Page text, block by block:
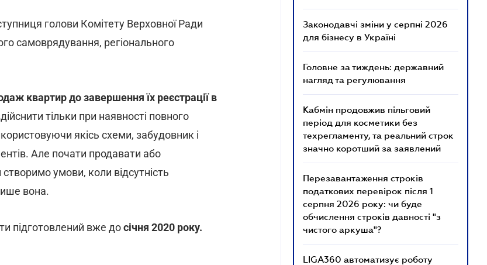
голови Комітету Верховної Ради
самоврядування, регіонального
квартир до завершення їх реєстрації в
тільки при наявності повного
якісь схеми, забудовник і
Але почати продавати або
умови, коли відсутність
вона.
підготовлений вже досічня 2020 року.
Законодавчі зміни у серпні 2026
для бізнесу в Україні
Головне за тиждень: державний
нагляд та регулювання
Кабмін продовжив пільговий
період для косметики без
техрегламенту, та реальний строк
значно коротший за заявлений
Перезавантаження строків
податкових перевірок після 1
серпня 2026 року: чи буде
обчислення строків давності "з
чистого аркуша"?
LIGA360 автоматизує роботу